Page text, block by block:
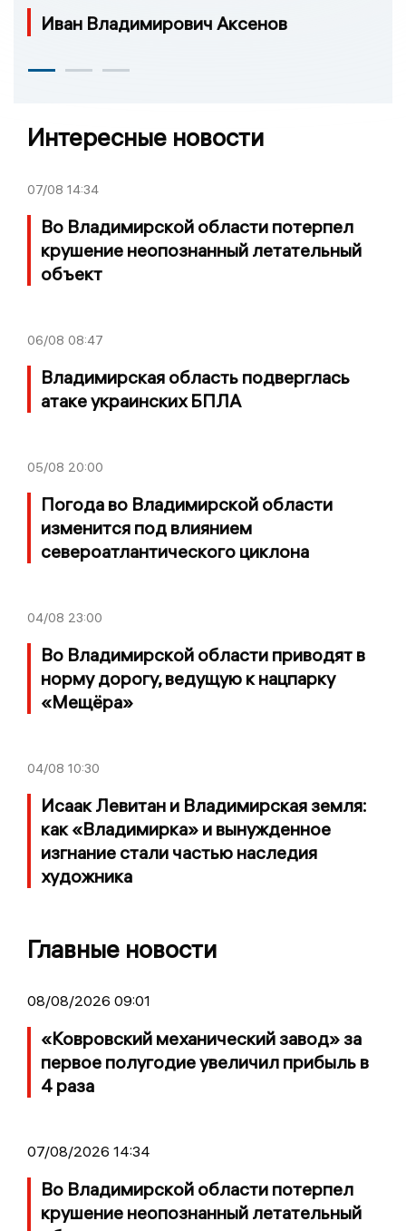
Иван Владимирович Аксенов
Интересные новости
07/08 14:34
Во Владимирской области потерпел
крушение неопознанный летательный
объект
06/08 08:47
Владимирская область подверглась
атаке украинских БПЛА
05/08 20:00
Погода во Владимирской области
изменится под влиянием
североатлантического циклона
04/08 23:00
Во Владимирской области приводят в
норму дорогу, ведущую к нацпарку
«Мещёра»
04/08 10:30
Исаак Левитан и Владимирская земля:
как «Владимирка» и вынужденное
изгнание стали частью наследия
художника
Главные новости
08/08/2026 09:01
«Ковровский механический завод» за
первое полугодие увеличил прибыль в
4 раза
07/08/2026 14:34
Во Владимирской области потерпел
крушение неопознанный летательный